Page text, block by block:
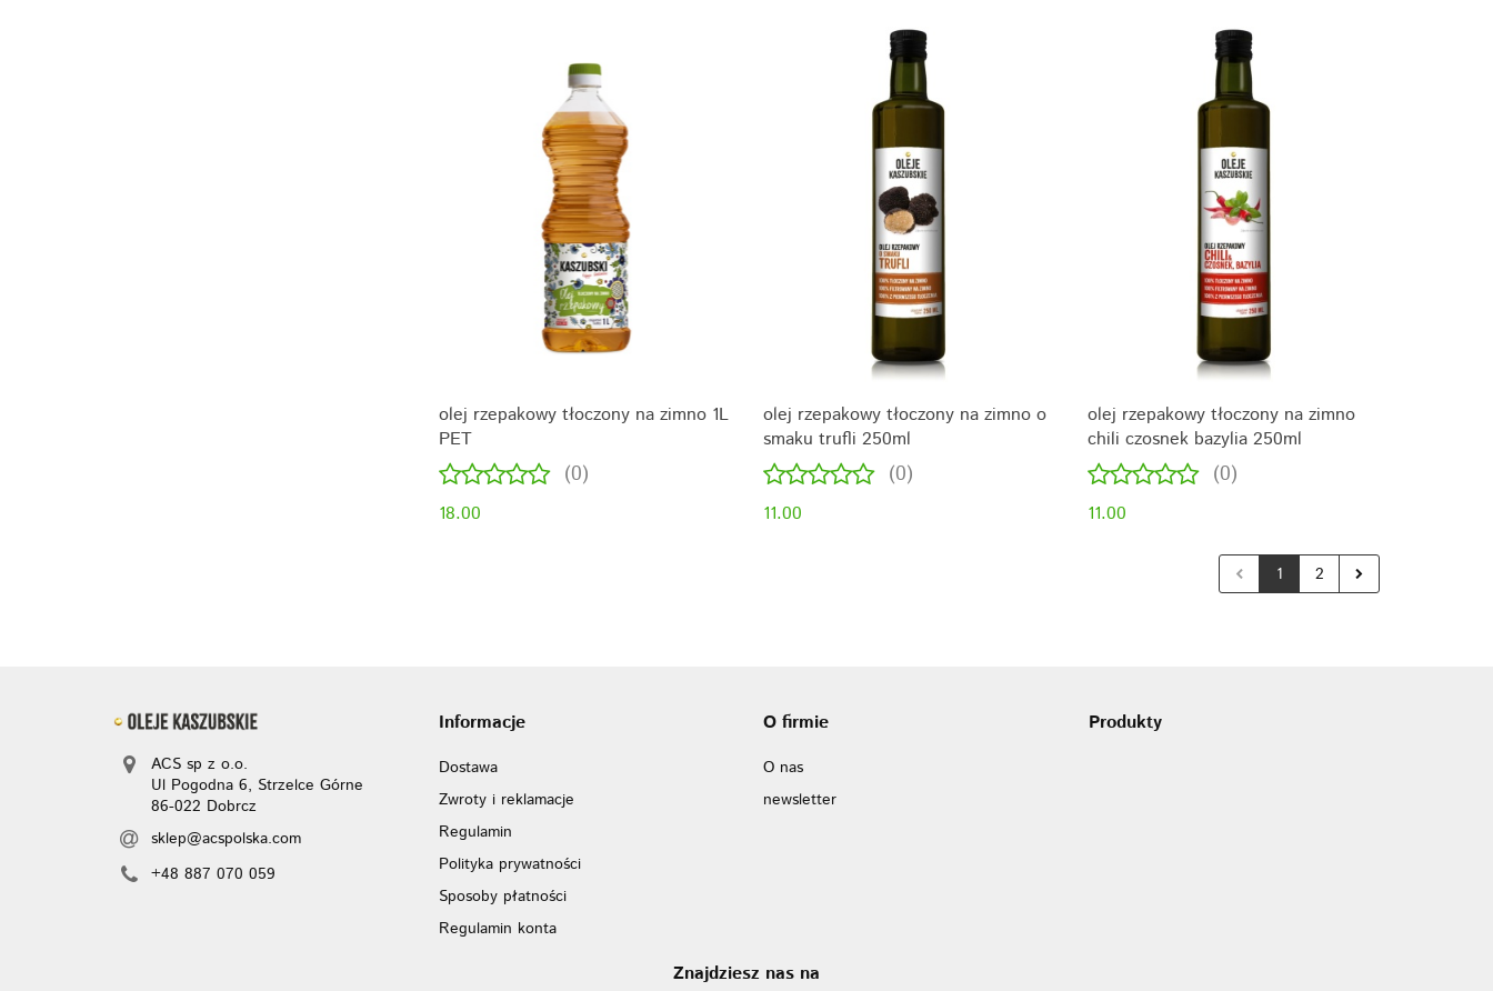
olej rzepakowy tłoczony na zimno 1L
PET
(0)
18.00
olej rzepakowy tłoczony na zimno o
smaku trufli 250ml
(0)
11.00
olej rzepakowy tłoczony na zimno
chili czosnek bazylia 250ml
(0)
11.00
1 2
ACS sp z o.o.
Ul Pogodna 6, Strzelce Górne
86-022 Dobrcz
sklep@acspolska.com
+48 887 070 059
Informacje
Dostawa
Zwroty i reklamacje
Regulamin
Polityka prywatności
Sposoby płatności
Regulamin konta
O firmie
O nas
newsletter
Produkty
Znajdziesz nas na